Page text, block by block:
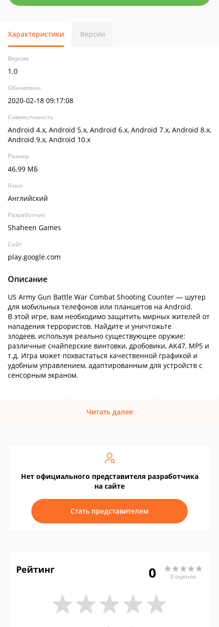
Характеристики Версии
Версия
1.0
Обновлено
2020-02-18 09:17:08
Совместимость
Android 4.x, Android 5.x, Android 6.x, Android 7.x, Android 8.x,
Android 9.x, Android 10.x
Размер
46.99 МБ
Язык
Английский
Разработчик
Shaheen Games
Сайт
play.google.com
Описание
US Army Gun Battle War Combat Shooting Counter — шутер
для мобильных телефонов или планшетов на Android.
В этой игре, вам необходимо защитить мирных жителей от
нападения террористов. Найдите и уничтожьте
злодеев, используя реально существующее оружие:
различные снайперские винтовки, дробовики, AK47, MP5 и
т.д. Игра может похвастаться качественной графикой и
удобным управлением, адаптированным для устройств с
сенсорным экраном.
Читать далее
Нет официального представителя разработчика
на сайте
Стать представителем
Рейтинг 0 0 оценок